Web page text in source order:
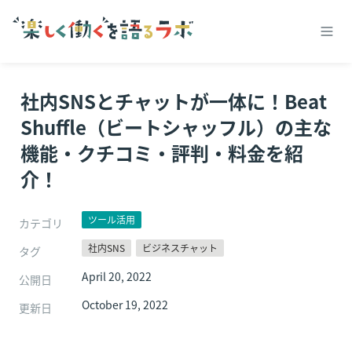
社内SNSとチャットが一体に！Beat
Shuffle（ビートシャッフル）の主な
機能・クチコミ・評判・料金を紹
介！
カテゴリ ツール活用
タグ 社内SNS ビジネスチャット
公開日
April 20, 2022
更新日
October 19, 2022